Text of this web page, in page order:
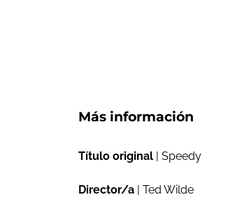
Más información
Título original | Speedy
Director/a | Ted Wilde